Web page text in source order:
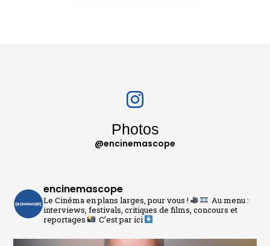
Photos
@encinemascope
encinemascope
Le Cinéma en plans larges, pour vous !
Au menu :
interviews, festivals, critiques de films, concours et
reportages
C’est par ici